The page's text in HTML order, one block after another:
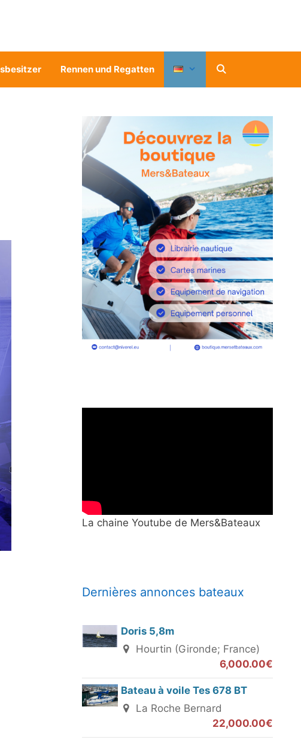
Rennen und Regatten
La chaine Youtube de Mers&Bateaux
Dernières annonces bateaux
Doris 5,8m
Hourtin (Gironde; France)
6,000.00€
Bateau à voile Tes 678 BT
La Roche Bernard
22,000.00€